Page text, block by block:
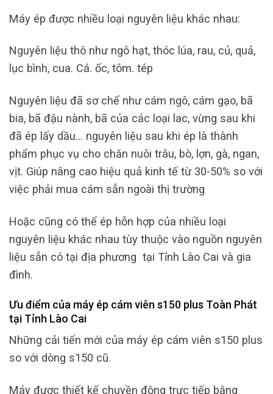
Máy ép được nhiều loại nguyên liệu khác nhau:
Nguyên liệu thô như ngô hạt, thóc lúa, rau, củ, quả,
lục bình, cua. Cá. ốc, tôm. tép
Nguyên liệu đã sơ chế như cám ngô, cám gạo, bã
bia, bã đậu nành, bã của các loại lac, vừng sau khi
đã ép lấy dầu… nguyên liệu sau khi ép là thành
phẩm phục vụ cho chăn nuôi trâu, bò, lợn, gà, ngan,
vịt. Giúp nâng cao hiệu quả kinh tế từ 30-50% so với
việc phải mua cám sẵn ngoài thị trường
Hoặc cũng có thể ép hỗn hợp của nhiều loại
nguyên liệu khác nhau tùy thuộc vào nguồn nguyên
liệu sẵn có tại địa phương tại Tỉnh Lào Cai và gia
đình.
Ưu điểm của máy ép cám viên s150 plus Toàn Phát
tại Tỉnh Lào Cai
Những cải tiến mới của máy ép cám viên s150 plus
so với dòng s150 cũ.
Máy được thiết kế chuyền động trực tiếp bằng